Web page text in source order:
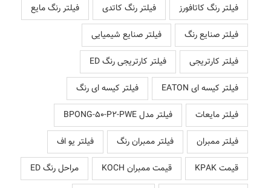
فیلتر رنگ کاتافورز فیلتر رنگ کاتدی
فیلتر رنگ مایع
فیلتر صنایع رنگ
فیلتر صنایع شیمیایی
فیلتر کارتریجی
فیلتر کارتریجی رنگ ED
فیلتر کیسه ای EATON
فیلتر کیسه ای رنگ
فیلتر مایعات
فیلتر مدل BPONG-50-P2-PWE
فیلتر ممبران
فیلتر ممبران رنگ
فیلتر یو اف
قیمت KPAK
قیمت ممبران KOCH
مراحل رنگ ED